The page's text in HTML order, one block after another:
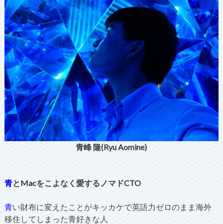
青峰 隆(Ryu Aomine)
青とMacをこよなく愛するノマドCTO
青い財布に変えたことがキッカケで英語力ゼロのまま海外
移住してしまった青好きな人